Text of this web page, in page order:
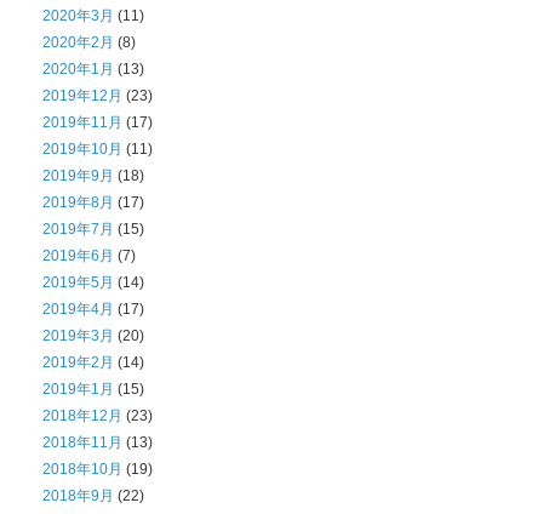
2020年3月 (11)
2020年2月 (8)
2020年1月 (13)
2019年12月 (23)
2019年11月 (17)
2019年10月 (11)
2019年9月 (18)
2019年8月 (17)
2019年7月 (15)
2019年6月 (7)
2019年5月 (14)
2019年4月 (17)
2019年3月 (20)
2019年2月 (14)
2019年1月 (15)
2018年12月 (23)
2018年11月 (13)
2018年10月 (19)
2018年9月 (22)